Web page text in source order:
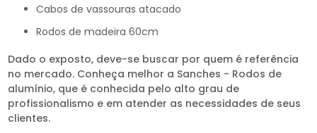
cabos de vassouras atacado
rodos de madeira 60cm
Dado o exposto, deve-se buscar por quem é referência
no mercado. Conheça melhor a Sanches - Rodos de
alumínio, que é conhecida pelo alto grau de
profissionalismo e em atender as necessidades de seus
clientes.